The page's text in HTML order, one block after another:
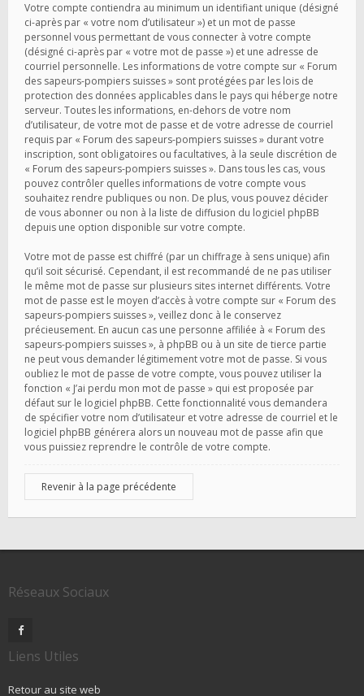
Votre compte contiendra au minimum un identifiant unique (désigné
ci-après par « votre nom d’utilisateur ») et un mot de passe
personnel vous permettant de vous connecter à votre compte
(désigné ci-après par « votre mot de passe ») et une adresse de
courriel personnelle. Les informations de votre compte sur « Forum
des sapeurs-pompiers suisses » sont protégées par les lois de
protection des données applicables dans le pays qui héberge notre
serveur. Toutes les informations, en-dehors de votre nom
d’utilisateur, de votre mot de passe et de votre adresse de courriel
requis par « Forum des sapeurs-pompiers suisses » durant votre
inscription, sont obligatoires ou facultatives, à la seule discrétion de
« Forum des sapeurs-pompiers suisses ». Dans tous les cas, vous
pouvez contrôler quelles informations de votre compte vous
souhaitez rendre publiques ou non. De plus, vous pouvez décider
de vous abonner ou non à la liste de diffusion du logiciel phpBB
depuis une option disponible sur votre compte.
Votre mot de passe est chiffré (par un chiffrage à sens unique) afin
qu’il soit sécurisé. Cependant, il est recommandé de ne pas utiliser
le même mot de passe sur plusieurs sites internet différents. Votre
mot de passe est le moyen d’accès à votre compte sur « Forum des
sapeurs-pompiers suisses », veillez donc à le conservez
précieusement. En aucun cas une personne affiliée à « Forum des
sapeurs-pompiers suisses », à phpBB ou à un site de tierce partie
ne peut vous demander légitimement votre mot de passe. Si vous
oubliez le mot de passe de votre compte, vous pouvez utiliser la
fonction « J’ai perdu mon mot de passe » qui est proposée par
défaut sur le logiciel phpBB. Cette fonctionnalité vous demandera
de spécifier votre nom d’utilisateur et votre adresse de courriel et le
logiciel phpBB générera alors un nouveau mot de passe afin que
vous puissiez reprendre le contrôle de votre compte.
Revenir à la page précédente
Réseaux Sociaux
Liens Utiles
Retour au site web